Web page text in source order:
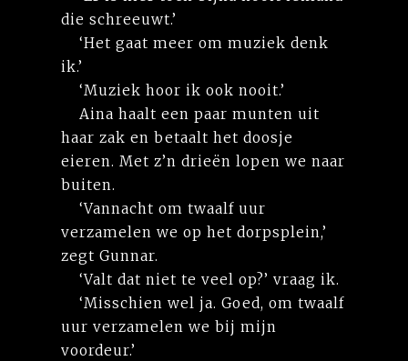
die schreeuwt.’
‘Het gaat meer om muziek denk
ik.’
‘Muziek hoor ik ook nooit.’
Aina haalt een paar munten uit
haar zak en betaalt het doosje
eieren. Met z’n drieën lopen we naar
buiten.
‘Vannacht om twaalf uur
verzamelen we op het dorpsplein,’
zegt Gunnar.
‘Valt dat niet te veel op?’ vraag ik.
‘Misschien wel ja. Goed, om twaalf
uur verzamelen we bij mijn
voordeur.’